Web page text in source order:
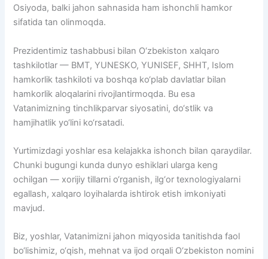
Osiyoda, balki jahon sahnasida ham ishonchli hamkor
sifatida tan olinmoqda.
Prezidentimiz tashabbusi bilan O‘zbekiston xalqaro
tashkilotlar — BMT, YUNESKO, YUNISEF, SHHT, Islom
hamkorlik tashkiloti va boshqa ko‘plab davlatlar bilan
hamkorlik aloqalarini rivojlantirmoqda. Bu esa
Vatanimizning tinchlikparvar siyosatini, do‘stlik va
hamjihatlik yo‘lini ko‘rsatadi.
Yurtimizdagi yoshlar esa kelajakka ishonch bilan qaraydilar.
Chunki bugungi kunda dunyo eshiklari ularga keng
ochilgan — xorijiy tillarni o‘rganish, ilg‘or texnologiyalarni
egallash, xalqaro loyihalarda ishtirok etish imkoniyati
mavjud.
Biz, yoshlar, Vatanimizni jahon miqyosida tanitishda faol
bo‘lishimiz, o‘qish, mehnat va ijod orqali O‘zbekiston nomini